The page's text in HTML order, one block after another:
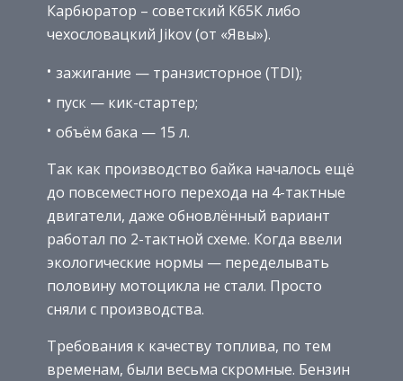
Карбюратор – советский К65К либо
чехословацкий Jikov (от «Явы»).
зажигание — транзисторное (TDI);
пуск — кик-стартер;
объём бака — 15 л.
Так как производство байка началось ещё
до повсеместного перехода на 4-тактные
двигатели, даже обновлённый вариант
работал по 2-тактной схеме. Когда ввели
экологические нормы — переделывать
половину мотоцикла не стали. Просто
сняли с производства.
Требования к качеству топлива, по тем
временам, были весьма скромные. Бензин